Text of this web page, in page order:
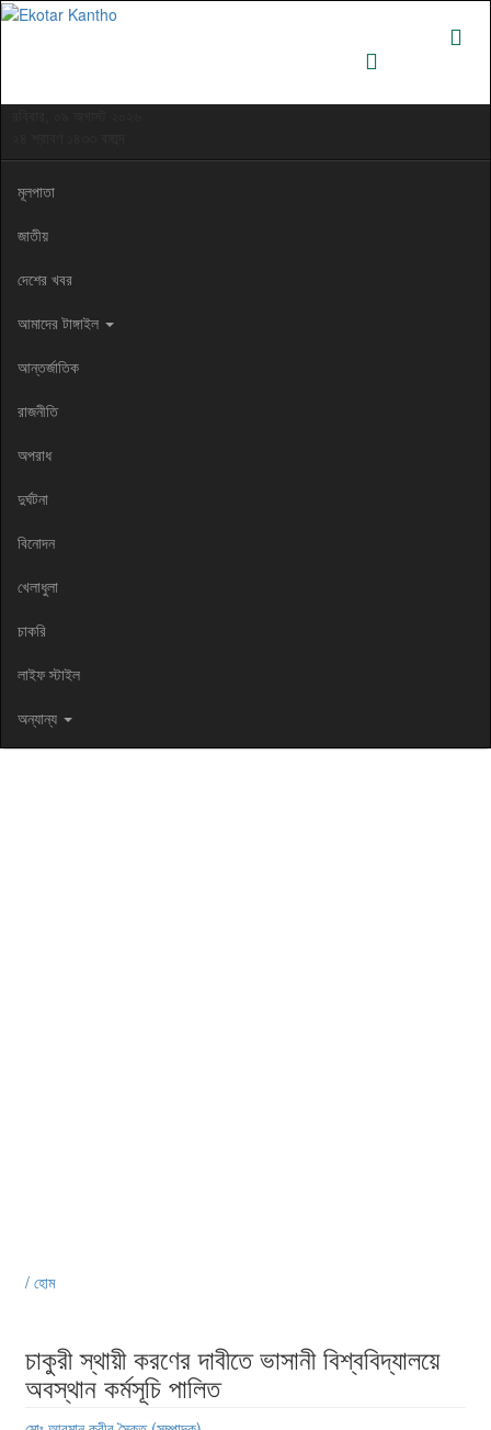
মূলপাতা
জাতীয়
দেশের খবর
আমাদের টাঙ্গাইল
আন্তর্জাতিক
রাজনীতি
অপরাধ
দুর্ঘটনা
বিনোদন
খেলাধুলা
চাকরি
লাইফ স্টাইল
অন্যান্য
/ হোম
চাকুরী স্থায়ী করণের দাবীতে ভাসানী বিশ্ববিদ্যালয়ে
অবস্থান কর্মসূচি পালিত